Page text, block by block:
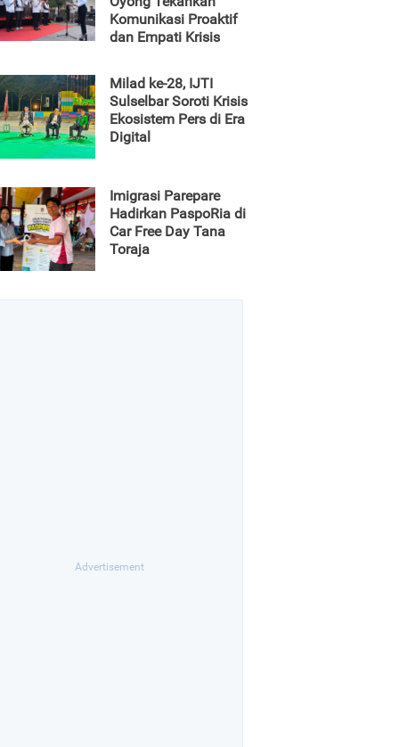
Komunikasi Proaktif
dan Empati Krisis
Milad ke-28, IJTI
Sulselbar Soroti Krisis
Ekosistem Pers di Era
Digital
Imigrasi Parepare
Hadirkan PaspoRia di
Car Free Day Tana
Toraja